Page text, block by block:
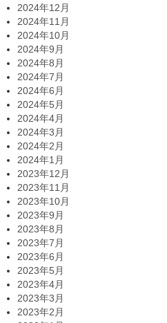
2024年12月
2024年11月
2024年10月
2024年9月
2024年8月
2024年7月
2024年6月
2024年5月
2024年4月
2024年3月
2024年2月
2024年1月
2023年12月
2023年11月
2023年10月
2023年9月
2023年8月
2023年7月
2023年6月
2023年5月
2023年4月
2023年3月
2023年2月